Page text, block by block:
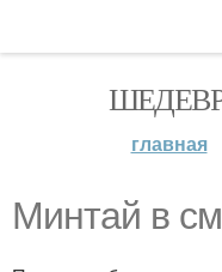
главная
Минтай в